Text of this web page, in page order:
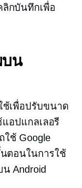
ลิกบันทึกเพื่อ
น
ช้เพื่อปรับขนาด
อปแกลเลอรี
ช้ Google
ตอนในการใช้
Android